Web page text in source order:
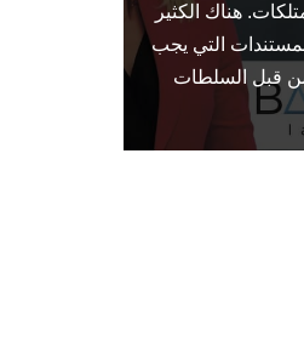
هناك الكثير
التي يجب
من قبل السلطات